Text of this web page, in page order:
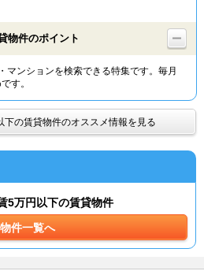
物件特集から
TOP
物件のポイント
マンションを検索できる特集です。毎月
す。
下の賃貸物件のオススメ情報を見る
5万円以下の賃貸物件
物件一覧へ